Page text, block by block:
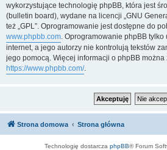
wykorzystujące technologię phpBB, która jest
(bulletin board), wydane na licencji „GNU
też „GPL”. Oprogramowanie jest dostępne do
www.phpbb.com. Oprogramowanie phpBB tylko
internet, a jego autorzy nie kontrolują tekstów
jego pomocą. Więcej informacji o phpBB można
https://www.phpbb.com/.
Strona domowa Strona główna
Technologię dostarcza phpBB® Forum